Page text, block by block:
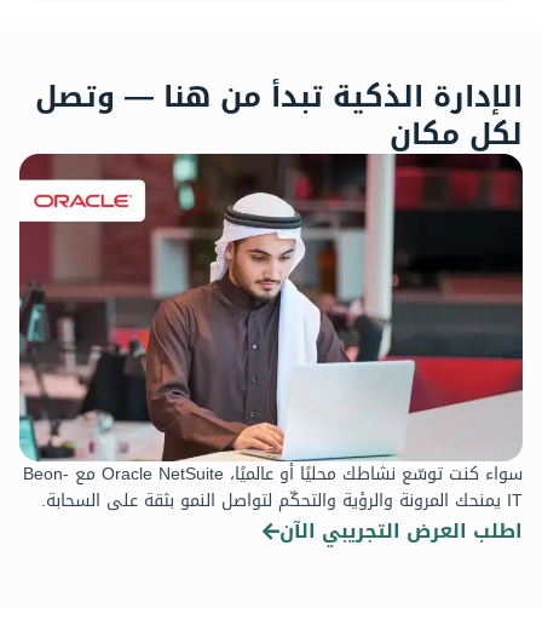
الإدارة الذكية تبدأ من هنا — وتصل
لكل مكان
سواء كنت توسّع نشاطك محليًا أو عالميًا، Oracle NetSuite مع Beon-
IT يمنحك المرونة والرؤية والتحكّم لتواصل النمو بثقة على السحابة.
اطلب العرض التجريبي الآن